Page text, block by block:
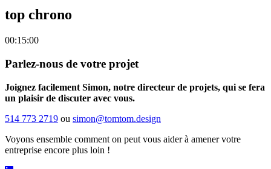
top chrono
00:15:00
Parlez-nous de votre projet
Joignez facilement Simon, notre directeur de projets, qui se fera
un plaisir de discuter avec vous.
514 773 2719 ou simon@tomtom.design
Voyons ensemble comment on peut vous aider à amener votre
entreprise encore plus loin !